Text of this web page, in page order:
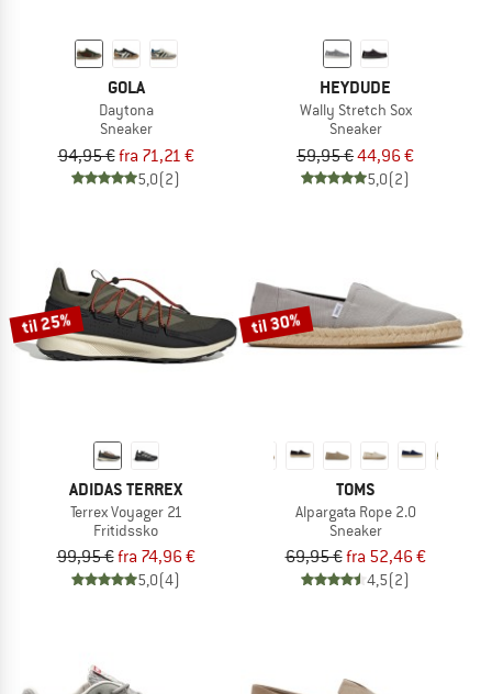
GOLA
Daytona
Sneaker
94,95 €fra 71,21 €
5,0(2)
HEYDUDE
Wally Stretch Sox
Sneaker
59,95 €44,96 €
5,0(2)
til 25%
ADIDAS TERREX
Terrex Voyager 21
Fritidssko
99,95 €fra 74,96 €
5,0(4)
til 30%
TOMS
Alpargata Rope 2.0
Sneaker
69,95 €fra 52,46 €
4,5(2)